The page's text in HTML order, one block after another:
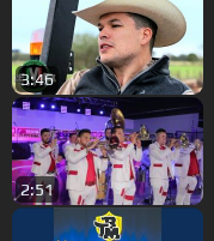
3:46
2:51